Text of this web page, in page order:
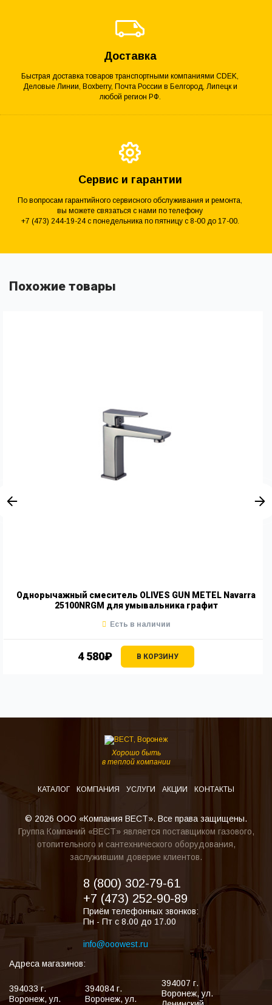
Доставка
Быстрая доставка товаров транспортными компаниями CDEK,
Деловые Линии, Boxberry, Почта России в Белгород, Липецк и
любой регион РФ.
Сервис и гарантии
По вопросам гарантийного сервисного обслуживания и ремонта,
вы можете связаться с нами по телефону
+7 (473) 244-19-24 с понедельника по пятницу с 8-00 до 17-00.
Похожие товары
Однорычажный смеситель OLIVES GUN METEL Navarra
25100NRGM для умывальника графит
4 580₽ В КОРЗИНУ
Есть в наличии
Хорошо быть
в теплой компании
КАТАЛОГ КОМПАНИЯ УСЛУГИ АКЦИИ КОНТАКТЫ
© 2026 ООО «Компания ВЕСТ». Все права защищены.
Группа Компаний «ВЕСТ» является поставщиком газового,
отопительного и сантехнического оборудования,
заслужившим доверие клиентов.
8 (800) 302-79-61
+7 (473) 252-90-89
Приём телефонных звонков:
Пн - Пт с 8.00 до 17.00
info@ooowest.ru
Адреса магазинов:
394033 г.
Воронеж,ул.
394084 г.
Воронеж,ул.
394007 г.
Воронеж,ул.